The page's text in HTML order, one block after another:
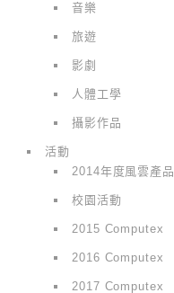
音樂
旅遊
影劇
人體工學
攝影作品
活動
2014年度風雲產品
校園活動
2015 Computex
2016 Computex
2017 Computex